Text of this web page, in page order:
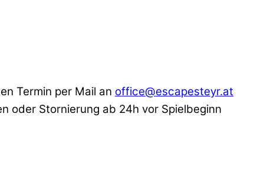
Termin per Mail an office@escapesteyr.at
oder Stornierung ab 24h vor Spielbeginn